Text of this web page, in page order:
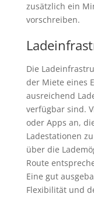
zusätzlich ein
vorschreiben.
Die
der Miete eines
ausreichend
verfügbar sind.
oder Apps an,
Ladestationen
über die
Route
Eine gut
Flexibilität und